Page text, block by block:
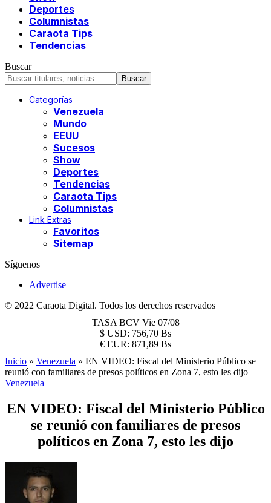
Deportes
Columnistas
Caraota Tips
Tendencias
Buscar
Categorías
Venezuela
Mundo
EEUU
Sucesos
Show
Deportes
Tendencias
Caraota Tips
Columnistas
Link Extras
Favoritos
Sitemap
Síguenos
Advertise
© 2022 Caraota Digital. Todos los derechos reservados
TASA BCV Vie 07/08
$ USD: 756,70 Bs
€ EUR: 871,89 Bs
Inicio » Venezuela » EN VIDEO: Fiscal del Ministerio Público se
reunió con familiares de presos políticos en Zona 7, esto les dijo
Venezuela
EN VIDEO: Fiscal del Ministerio Público
se reunió con familiares de presos
políticos en Zona 7, esto les dijo